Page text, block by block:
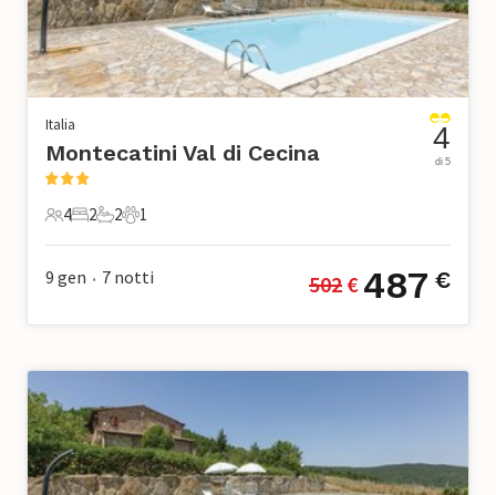
Italia
Montecatini Val di Cecina
4 Ospiti
4
2 Camere da letto
2
2 Bagni
2
1 Animale domestico
1
4
di 5
9 gen • 7 notti 502 € 487 €